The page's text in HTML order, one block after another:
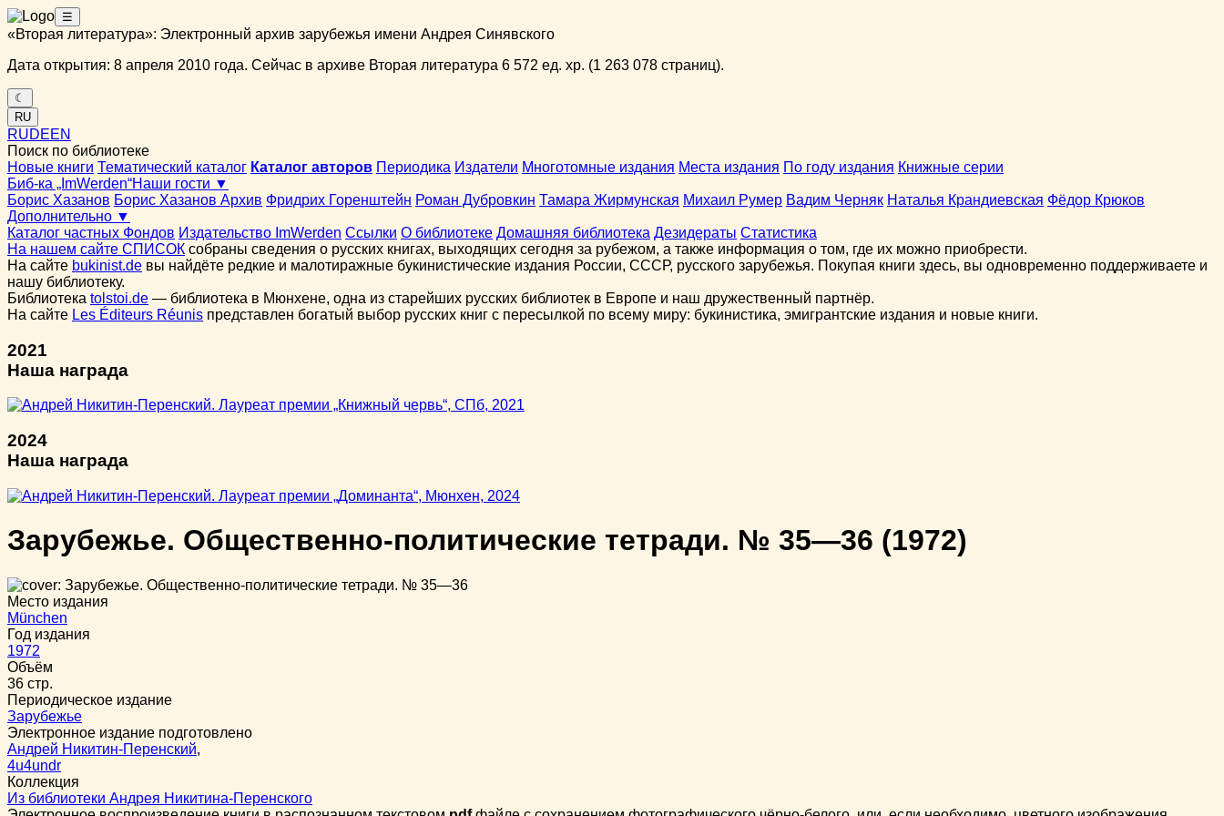
☰
«Вторая литература»: Электронный архив зарубежья имени Андрея Синявского
Дата открытия: 8 апреля 2010 года. Сейчас в архиве Вторая литература 6 572 ед. хр. (1 263 078 страниц).
☾
RU
RUDEEN
Поиск по библиотеке
Новые книги Тематический каталог Каталог авторов Периодика Издатели Многотомные издания Места издания По году издания Книжные серии
Биб-ка „ImWerden“Наши гости ▼
Борис Хазанов Борис Хазанов Архив Фридрих Горенштейн Роман Дубровкин Тамара Жирмунская Михаил Румер Вадим Черняк Наталья Крандиевская Фёдор Крюков
Дополнительно ▼
Каталог частных Фондов Издательство ImWerden Ссылки О библиотеке Домашняя библиотека Дезидераты Статистика
На нашем сайте СПИСОК собраны сведения о русских книгах, выходящих сегодня за рубежом, а также информация о том, где их можно приобрести.
На сайте bukinist.de вы найдёте редкие и малотиражные букинистические издания России, СССР, русского зарубежья. Покупая книги здесь, вы одновременно поддерживаете и
нашу библиотеку.
Библиотека tolstoi.de — библиотека в Мюнхене, одна из старейших русских библиотек в Европе и наш дружественный партнёр.
На сайте Les Éditeurs Réunis представлен богатый выбор русских книг с пересылкой по всему миру: букинистика, эмигрантские издания и новые книги.
2021
Наша награда
2024
Наша награда
Зарубежье. Общественно-политические тетради. № 35—36 (1972)
Место издания
München
Год издания
1972
Объём
36 стр.
Периодическое издание
Зарубежье
Электронное издание подготовлено
Андрей Никитин-Перенский,
4u4undr
Коллекция
Из библиотеки Андрея Никитина-Перенского